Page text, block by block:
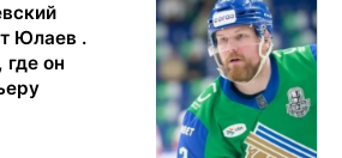
Юлаев .
где он